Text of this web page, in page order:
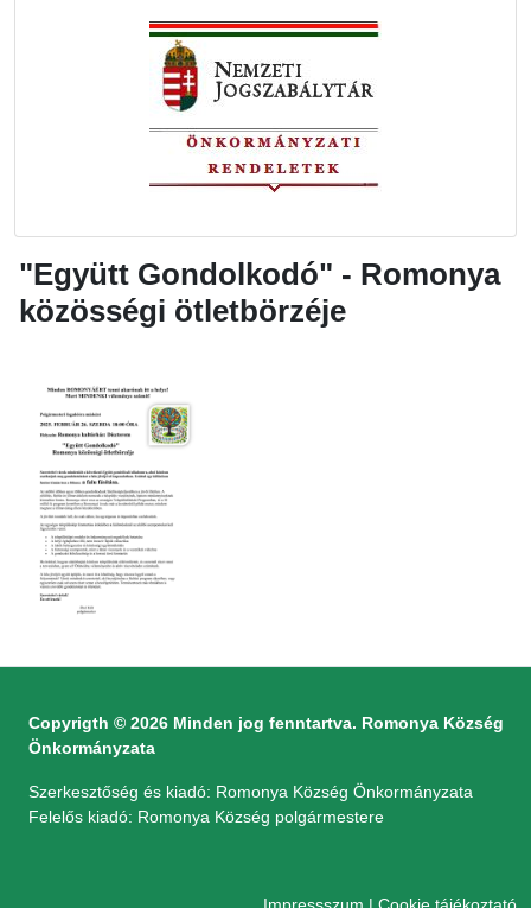
"Együtt Gondolkodó" - Romonya
közösségi ötletbörzéje
Copyrigth © 2026 Minden jog fenntartva. Romonya Község
Önkormányzata
Szerkesztőség és kiadó: Romonya Község Önkormányzata
Felelős kiadó: Romonya Község polgármestere